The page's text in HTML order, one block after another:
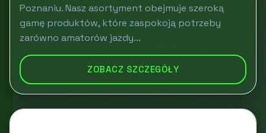
Poznaniu. Nasz asortyment obejmuje szeroką
gamę produktów, które zaspokoją potrzeby
zarówno amatorów jazdy...
ZOBACZ SZCZEGÓŁY